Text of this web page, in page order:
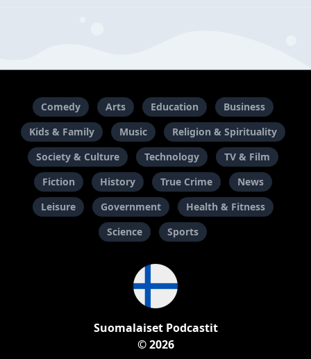
Comedy Arts Education
Business
Kids & Family
Music
Religion & Spirituality
Society & Culture
Technology
TV & Film
Fiction
History True Crime
News
Leisure
Government
Health & Fitness
Science
Sports
Suomalaiset Podcastit
© 2026